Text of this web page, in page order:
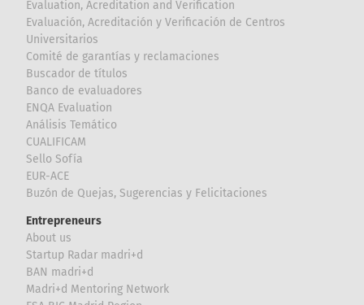
Evaluation, Acreditation and Verification
Evaluación, Acreditación y Verificación de Centros
Universitarios
Comité de garantías y reclamaciones
Buscador de títulos
Banco de evaluadores
ENQA Evaluation
Análisis Temático
CUALIFICAM
Sello Sofía
EUR-ACE
Buzón de Quejas, Sugerencias y Felicitaciones
Entrepreneurs
About us
Startup Radar madri+d
BAN madri+d
Madri+d Mentoring Network